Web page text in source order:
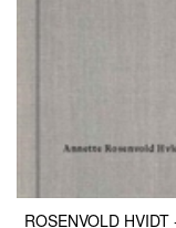
ROSENVOLD